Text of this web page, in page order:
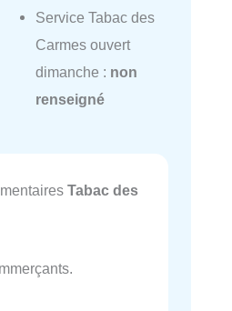
Service Tabac des
Carmes ouvert
dimanche : non
renseigné
Tabac des